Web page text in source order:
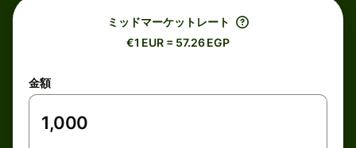
ミッドマーケットレート
€1 EUR = 57.26 EGP
金額